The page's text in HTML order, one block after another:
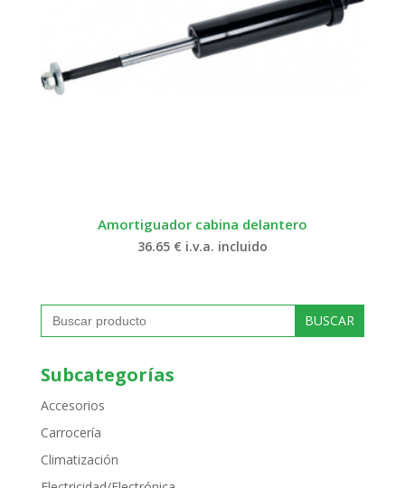
Amortiguador cabina delantero
36.65 € i.v.a. incluido
Buscar:
Subcategorías
Accesorios
Carrocería
Climatización